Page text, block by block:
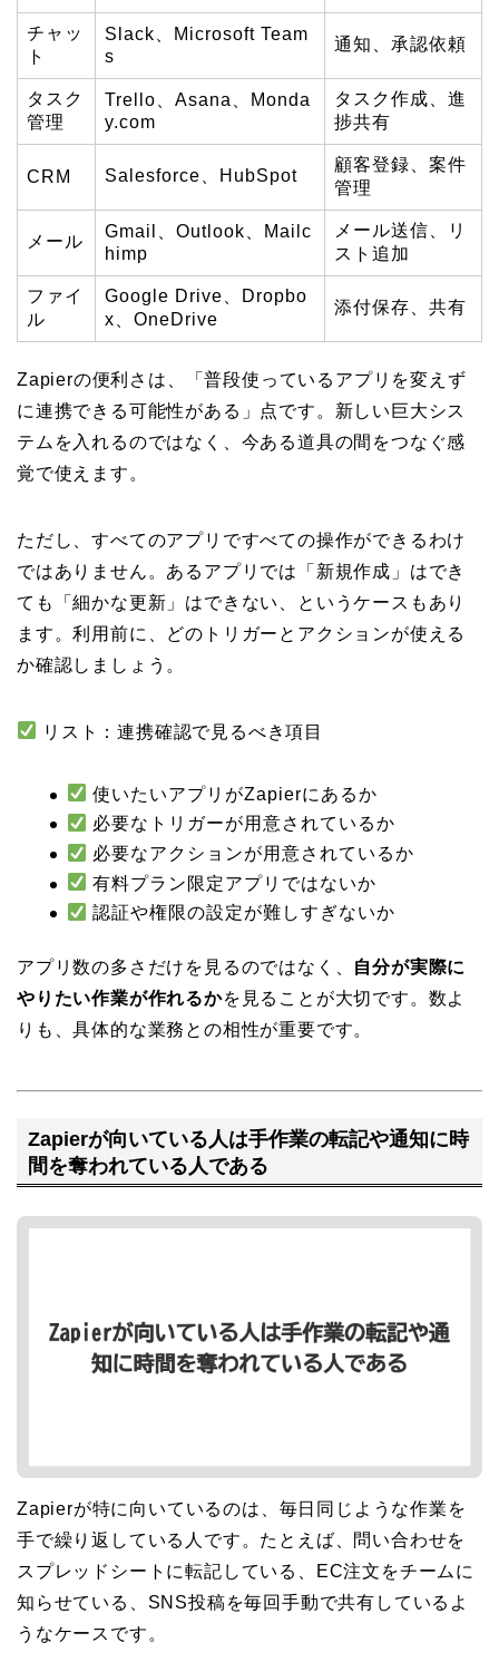
チャッ
ト
Slack、Microsoft Team
s
通知、承認依頼
タスク
管理
Trello、Asana、Monda
y.com
タスク作成、進
捗共有
CRM Salesforce、HubSpot
顧客登録、案件
管理
メール
Gmail、Outlook、Mailc
himp
メール送信、リ
スト追加
ファイ
ル
Google Drive、Dropbo
x、OneDrive
添付保存、共有
Zapierの便利さは、「普段使っているアプリを変えず
に連携できる可能性がある」点です。新しい巨大シス
テムを入れるのではなく、今ある道具の間をつなぐ感
覚で使えます。
ただし、すべてのアプリですべての操作ができるわけ
ではありません。あるアプリでは「新規作成」はでき
ても「細かな更新」はできない、というケースもあり
ます。利用前に、どのトリガーとアクションが使える
か確認しましょう。
リスト：連携確認で見るべき項目
使いたいアプリがZapierにあるか
必要なトリガーが用意されているか
必要なアクションが用意されているか
有料プラン限定アプリではないか
認証や権限の設定が難しすぎないか
アプリ数の多さだけを見るのではなく、 自分が実際に
やりたい作業が作れるかを見ることが大切です。数よ
りも、具体的な業務との相性が重要です。
Zapierが向いている人は手作業の転記や通知に時
間を奪われている人である
Zapierが特に向いているのは、毎日同じような作業を
手で繰り返している人です。たとえば、問い合わせを
スプレッドシートに転記している、EC注文をチームに
知らせている、SNS投稿を毎回手動で共有しているよ
うなケースです。